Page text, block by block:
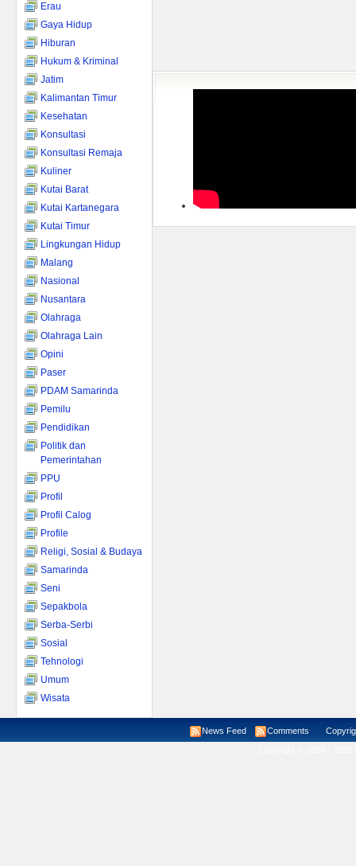
Erau
Gaya Hidup
Hiburan
Hukum & Kriminal
Jatim
Kalimantan Timur
Kesehatan
Konsultasi
Konsultasi Remaja
Kuliner
Kutai Barat
Kutai Kartanegara
Kutai Timur
Lingkungan Hidup
Malang
Nasional
Nusantara
Olahraga
Olahraga Lain
Opini
Paser
PDAM Samarinda
Pemilu
Pendidikan
Politik dan
Pemerintahan
PPU
Profil
Profil Calog
Profile
Religi, Sosial & Budaya
Samarinda
Seni
Sepakbola
Serba-Serbi
Sosial
Tehnologi
Umum
Wisata
News Feed Comments Copyright